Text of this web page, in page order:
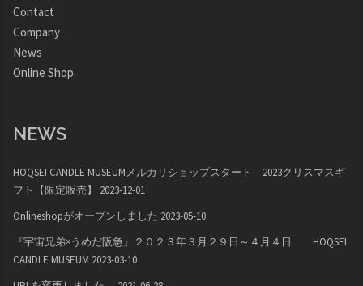
Contact
Company
News
Online Shop
NEWS
HOQSEI CANDLE MUSEUMメルカリショップスタート 2023クリスマスギ
フト【限定販売】
2023-12-01
Onlineshopがオープンしました 2023-05-10
『宇宙兄弟×うめだ阪急』２０２３年３月２９日～４月４日 HOQSEI
CANDLE MUSEUM 2023-03-10